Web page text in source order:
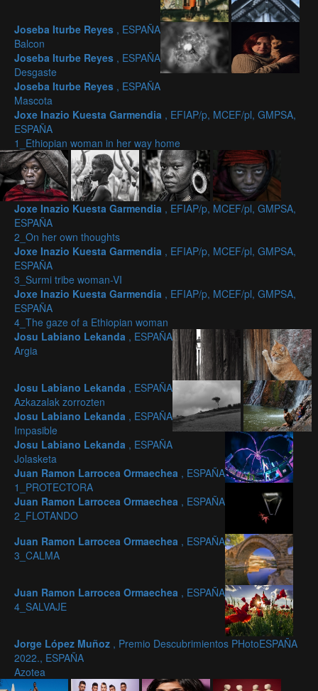
Joseba Iturbe Reyes , ESPAÑA
Balcon
Joseba Iturbe Reyes , ESPAÑA
Desgaste
Joseba Iturbe Reyes , ESPAÑA
Mascota
Joxe Inazio Kuesta Garmendia , EFIAP/p, MCEF/pl, GMPSA,
ESPAÑA
1_Ethiopian woman in her way home
Joxe Inazio Kuesta Garmendia , EFIAP/p, MCEF/pl, GMPSA,
ESPAÑA
2_On her own thoughts
Joxe Inazio Kuesta Garmendia , EFIAP/p, MCEF/pl, GMPSA,
ESPAÑA
3_Surmi tribe woman-VI
Joxe Inazio Kuesta Garmendia , EFIAP/p, MCEF/pl, GMPSA,
ESPAÑA
4_The gaze of a Ethiopian woman
Josu Labiano Lekanda , ESPAÑA
Argia
Josu Labiano Lekanda , ESPAÑA
Azkazalak zorrozten
Josu Labiano Lekanda , ESPAÑA
Impasible
Josu Labiano Lekanda , ESPAÑA
Jolasketa
Juan Ramon Larrocea Ormaechea , ESPAÑA
1_PROTECTORA
Juan Ramon Larrocea Ormaechea , ESPAÑA
2_FLOTANDO
Juan Ramon Larrocea Ormaechea , ESPAÑA
3_CALMA
Juan Ramon Larrocea Ormaechea , ESPAÑA
4_SALVAJE
Jorge López Muñoz , Premio Descubrimientos PHotoESPAÑA
2022., ESPAÑA
Azotea